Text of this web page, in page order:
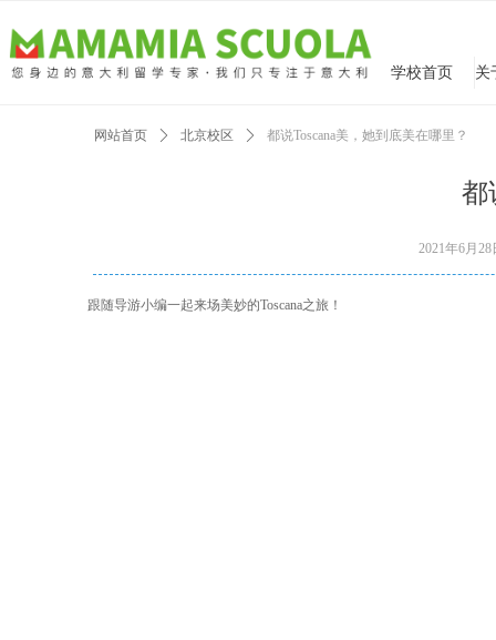
学校首页
都
网站首页 ꄲ 北京校区 ꄲ 都说Toscana美，她到底美在哪里？
2021年6月28
跟随导游小编一起来场美妙的Toscana之旅！